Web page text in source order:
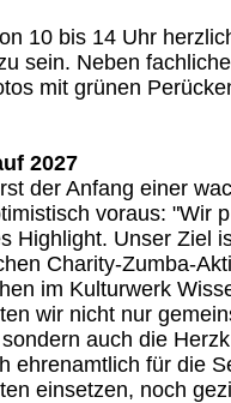
10 bis 14 Uhr
sein. Neben
mit grünen
2027
der Anfang einer
voraus: "Wir
Highlight. Unser Ziel
Charity-Zumba-
im Kulturwerk
wir nicht nur
auch die
ehrenamtlich für die
einsetzen, noch